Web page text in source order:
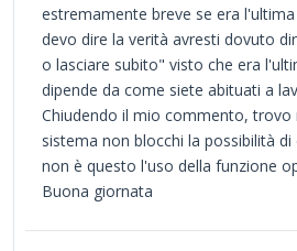
estremamente breve se era
devo dire la verità avresti dovuto
o lasciare subito" visto che era
dipende da come siete abituati a
Chiudendo il mio commento, trovo
sistema non blocchi la possibilità
non è questo l'uso della funzione
Buona giornata